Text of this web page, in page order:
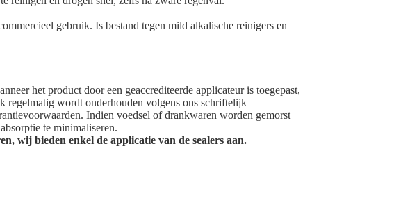
gebruik. Is bestand tegen mild alkalische reinigers en
het product door een geaccrediteerde applicateur is toegepast,
regelmatig wordt onderhouden volgens ons schriftelijk
Indien voedsel of drankwaren worden gemorst
te minimaliseren.
wij bieden enkel de applicatie van de sealers aan.